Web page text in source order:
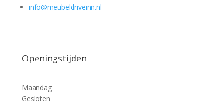
info@meubeldriveinn.nl
Openingstijden
Maandag
Gesloten